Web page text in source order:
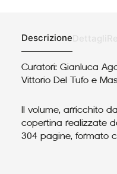
Descrizione
Curatori: Gianluca
Vittorio Del Tufo e
Il volume, arricchito
copertina realizzate
304 pagine, formato